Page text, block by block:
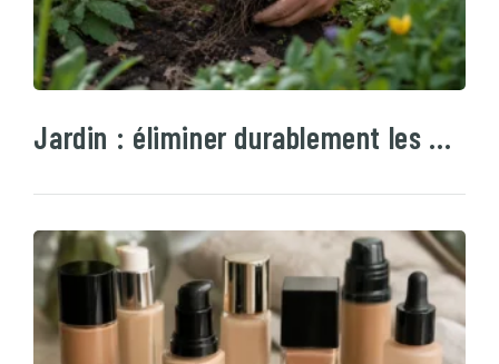
Jardin : éliminer durablement les …